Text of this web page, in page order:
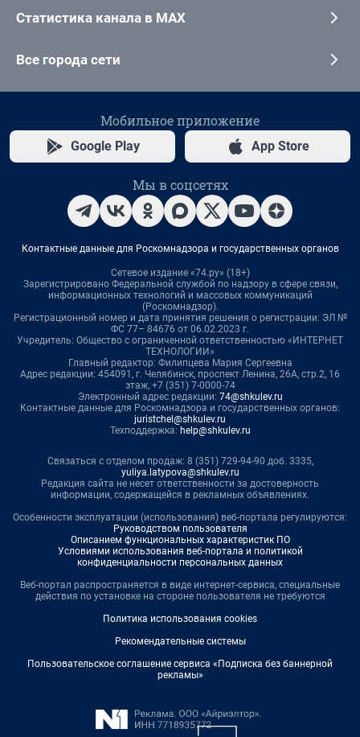
Статистика канала в MAX
Все города сети
Мобильное приложение
Google Play App Store
Мы в соцсетях
Контактные данные для Роскомнадзора и государственных органов
Сетевое издание «74.ру» (18+)
Зарегистрировано Федеральной службой по надзору в сфере связи,
информационных технологий и массовых коммуникаций
(Роскомнадзор).
Регистрационный номер и дата принятия решения о регистрации: ЭЛ №
ФС 77– 84676 от 06.02.2023 г.
Учредитель: Общество с ограниченной ответственностью «ИНТЕРНЕТ
ТЕХНОЛОГИИ»
Главный редактор: Филипцева Мария Сергеевна
Адрес редакции: 454091, г. Челябинск, проспект Ленина, 26А, стр.2, 16
этаж, +7 (351) 7-0000-74
Электронный адрес редакции: 74@shkulev.ru
Контактные данные для Роскомнадзора и государственных органов:
juristchel@shkulev.ru
Техподдержка: help@shkulev.ru
Связаться с отделом продаж: 8 (351) 729-94-90 доб. 3335,
yuliya.latypova@shkulev.ru
Редакция сайта не несет ответственности за достоверность
информации, содержащейся в рекламных объявлениях.
Особенности эксплуатации (использования) веб-портала регулируются:
Руководством пользователя
Описанием функциональных характеристик ПО
Условиями использования веб-портала и политикой
конфиденциальности персональных данных
Веб-портал распространяется в виде интернет-сервиса, специальные
действия по установке на стороне пользователя не требуются
Политика использования cookies
Рекомендательные системы
Пользовательское соглашение сервиса «Подписка без баннерной
рекламы»